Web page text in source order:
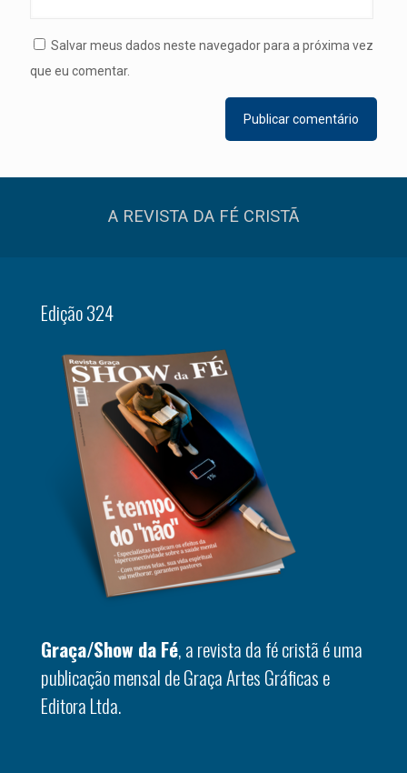
Salvar meus dados neste navegador para a próxima vez
que eu comentar.
A REVISTA DA FÉ CRISTÃ
Edição 324
Graça/Show da Fé, a revista da fé cristã é uma
publicação mensal de Graça Artes Gráficas e
Editora Ltda.